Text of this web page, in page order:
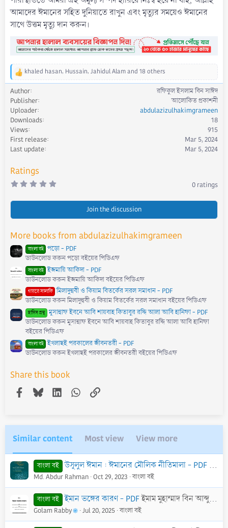
আমাদের ঈমানের সহিত দুনিয়াতে রাখুন এবং মৃত্যুর সময়েও ঈমানের
সাথে উত্তম মৃত্যু দান করুন।
R
e
a
c
t
i
o
n
s
khaled hasan, Hussain, Jahidul Alamand 18 others
Author
রফিকুল ইসলাম বিন সাঈদ
Publisher
আলোকিত প্রকাশনী
Uploader
abdulazizulhakimgrameen
Downloads
18
Views
915
First release
Mar 5, 2024
Last update
Mar 5, 2024
Ratings
0
0
(
)
0 ratings
Join the discussion
More books from abdulazizulhakimgrameen
বাংলা বই পড়ো - PDF
ডাউনলোড করুন পড়ো বইয়ের পিডিএফ
বাংলা বই ইজমায়ি আকিদা - PDF
ডাউনলোড করুন ইজমায়ি আকিদা বইয়ের পিডিএফ
গায়রে সালাফি মিলাদুন্নবী ও কিয়াম বিতর্কের সরল সমাধান - PDF
ডাউনলোড করুন মিলাদুন্নবী ও কিয়াম বিতর্কের সরল সমাধান বইয়ের পিডিএফ
হাদিস গ্রন্থ মুসান্নাফ ইবনে আবি শায়বাহ কিতাবুর রদ্দি আলা আবি হানিফা - PDF
ডাউনলোড করুন মুসান্নাফ ইবনে আবি শায়বাহ কিতাবুর রদ্দি আলা আবি হানিফা
বইয়ের পিডিএফ
বাংলা বই ইখলাছই পরকালের জীবনতরী - PDF
ডাউনলোড করুন ইখলাছই পরকালের জীবনতরী বইয়ের পিডিএফ
Share this book
Facebook
BlueskyLinkedInWhatsApp
Link
Similar content Most view View more
বাংলা বই উসূলুল ঈমান : ঈমানের মৌলিক নীতিমালা - PDF ড.
Md. Abdur Rahman Oct 29, 2023 বাংলা বই
বাংলা বই ইমান ভঙ্গের কারণ - PDFইমাম মুহাম্মাদ বিন আব্দুল ওয়াহহাব রাহিমাহুল্লাহ
Golam Rabby Jul 20, 2025 বাংলা বই